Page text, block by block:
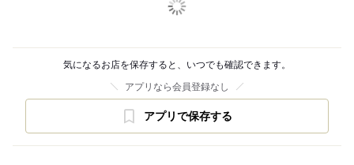
気になるお店を保存すると、いつでも確認できます。
アプリなら会員登録なし
アプリで保存する